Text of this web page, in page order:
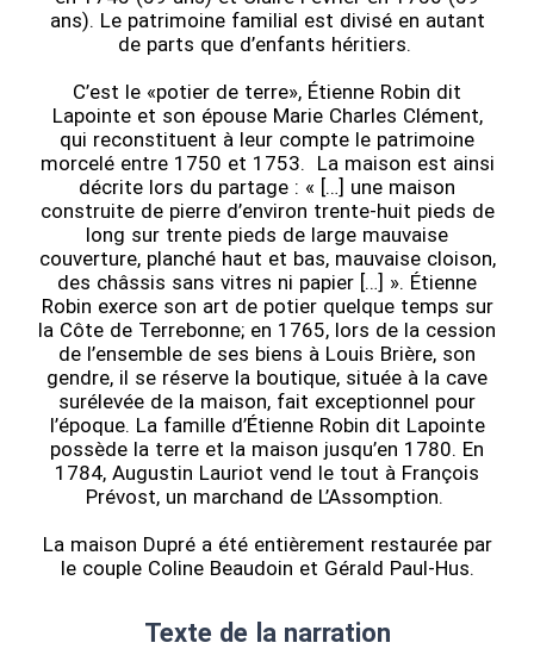
ans). Le patrimoine familial est divisé en autant
de parts que d’enfants héritiers.
C’est le «potier de terre», Étienne Robin dit
Lapointe et son épouse Marie Charles Clément,
qui reconstituent à leur compte le patrimoine
morcelé entre 1750 et 1753. La maison est ainsi
décrite lors du partage : « […] une maison
construite de pierre d’environ trente-huit pieds de
long sur trente pieds de large mauvaise
couverture, planché haut et bas, mauvaise cloison,
des châssis sans vitres ni papier […] ». Étienne
Robin exerce son art de potier quelque temps sur
la Côte de Terrebonne; en 1765, lors de la cession
de l’ensemble de ses biens à Louis Brière, son
gendre, il se réserve la boutique, située à la cave
surélevée de la maison, fait exceptionnel pour
l’époque. La famille d’Étienne Robin dit Lapointe
possède la terre et la maison jusqu’en 1780. En
1784, Augustin Lauriot vend le tout à François
Prévost, un marchand de L’Assomption.
La maison Dupré a été entièrement restaurée par
le couple Coline Beaudoin et Gérald Paul-Hus.
Texte de la narration